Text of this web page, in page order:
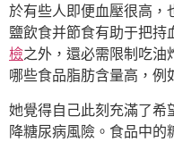
於有些人即便血壓很高，
鹽飲食并節食有助于把持
檢之外，還必需限制吃油
哪些食品脂肪含量高，例
她覺得自己此刻充滿了希
降糖尿病風險。食品中的